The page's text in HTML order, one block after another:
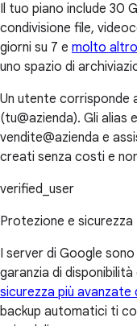
Il tuo piano include 30
condivisione file,
giorni su 7 e molto altro
uno spazio di
Un utente corrisponde
(tu@azienda). Gli alias
vendite@azienda e
creati senza costi e
verified_user
Protezione e sicurezza
I server di Google
garanzia di disponibilità
sicurezza più avanzate
backup automatici ti